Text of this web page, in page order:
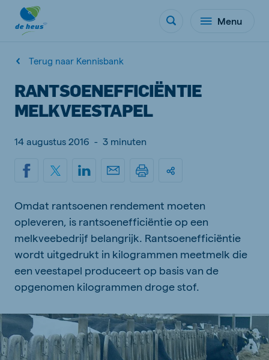
Menu
Terug naar Kennisbank
RANTSOENEFFICIËNTIE
MELKVEESTAPEL
14 augustus 2016 - 3 minuten
Omdat rantsoenen rendement moeten
opleveren, is rantsoenefficiëntie op een
melkveebedrijf belangrijk. Rantsoenefficiëntie
wordt uitgedrukt in kilogrammen meetmelk die
een veestapel produceert op basis van de
opgenomen kilogrammen droge stof.